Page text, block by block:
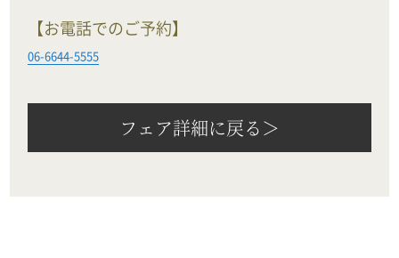
【お電話でのご予約】
06-6644-5555
フェア詳細に戻る＞